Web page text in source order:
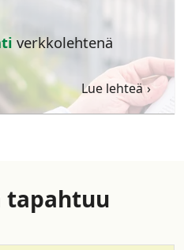
verkkolehtenä
Lue lehteä
tapahtuu